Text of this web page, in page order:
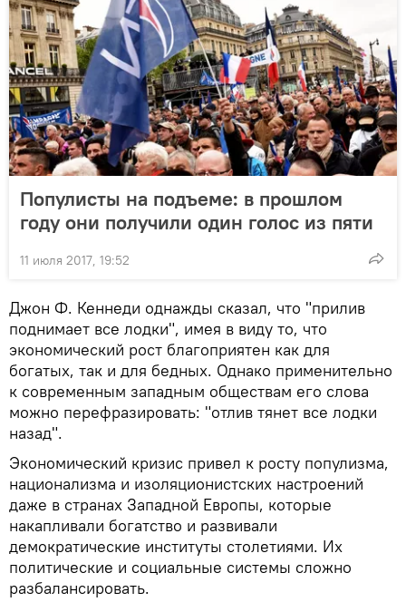
Популисты на подъеме: в прошлом
году они получили один голос из пяти
11 июля 2017, 19:52
Джон Ф. Кеннеди однажды сказал, что "прилив
поднимает все лодки", имея в виду то, что
экономический рост благоприятен как для
богатых, так и для бедных. Однако применительно
к современным западным обществам его слова
можно перефразировать: "отлив тянет все лодки
назад".
Экономический кризис привел к росту популизма,
национализма и изоляционистских настроений
даже в странах Западной Европы, которые
накапливали богатство и развивали
демократические институты столетиями. Их
политические и социальные системы сложно
разбалансировать.